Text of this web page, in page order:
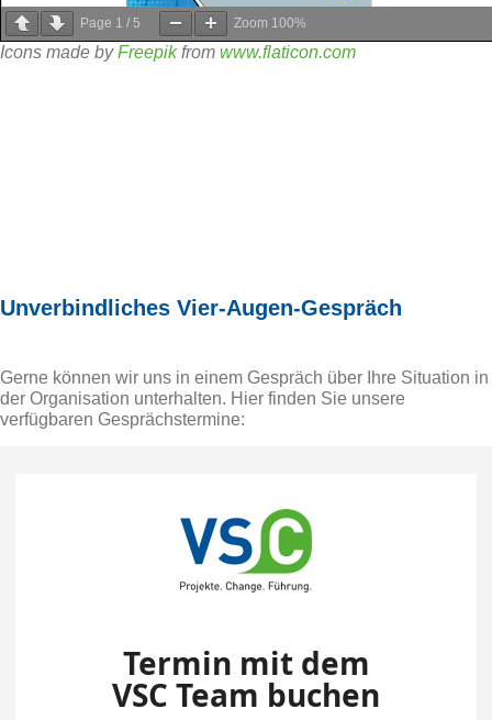
Page 1 / 5 Zoom 100%
Icons made byFreepikfrom www.flaticon.com
Unverbindliches Vier-Augen-Gespräch
Gerne können wir uns in einem Gespräch über Ihre Situation in
der Organisation unterhalten. Hier finden Sie unsere
verfügbaren Gesprächstermine: